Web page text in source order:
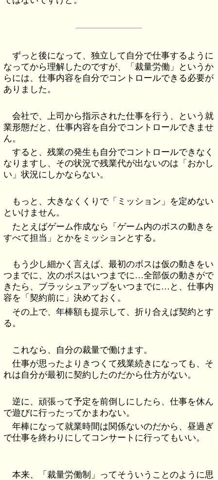
ずっと後になって、独立して自分で仕事するように
なってから理解したのですが、「裁量労働」というか
らには、仕事内容を自分でコントロールできる必要が
ありました。
会社で、上司から指示された仕事を行う、という就
業形態だと、仕事内容を自分でコントロールできませ
ん。
すると、残業の発生も自分でコントロールできなく
なりますし、その状況で残業代が出ないのは「おかし
い」状況にしかならない。
もっと、大きなくくりで「ミッション」を定めない
といけません。
たとえばゲーム作成なら「ゲーム内のボスの動きを
すべて担当」とかをミッションとする。
もう少し細かく言えば、最初のボスは仮の動きをい
つまでに、次のボスはいつまでに…全部仮の動きがで
きたら、ブラッシュアップをいつまでに…と、仕事内
容を「契約前に」決めておく。
その上で、年棒額も提示して、折り合えば契約とす
る。
これなら、自分の裁量で働けます。
仕事が思ったよりきつくて残業続きになっても、そ
れは自分が最初に契約したのだから仕方がない。
逆に、頑張って予定を前倒しにしたら、仕事を休ん
で遊びに行ったってかまわない。
年棒になって就業時間は関係ないのだから、昼過ぎ
で仕事を終わりにしてコンサートに行ってもいい。
本来、「裁量労働制」ってそういうことのように思